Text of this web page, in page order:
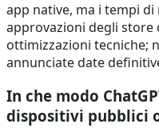
app native, ma i tempi
approvazioni degli
ottimizzazioni tecniche;
annunciate date
In che modo
dispositivi pubblici